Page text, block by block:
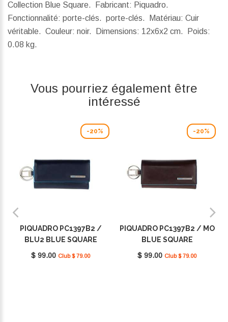
Collection Blue Square. Fabricant: Piquadro.
Fonctionnalité: porte-clés. porte-clés. Matériau: Cuir
véritable. Couleur: noir.
Dimensions: 12x6x2 cm.
Poids:
0.08 kg.
Vous pourriez également être
intéressé
-20%
PIQUADRO PC1397B2 /
BLU2 BLUE SQUARE
$ 99.00 Club $ 79.00
-20%
PIQUADRO PC1397B2 / MO
BLUE SQUARE
$ 99.00 Club $ 79.00